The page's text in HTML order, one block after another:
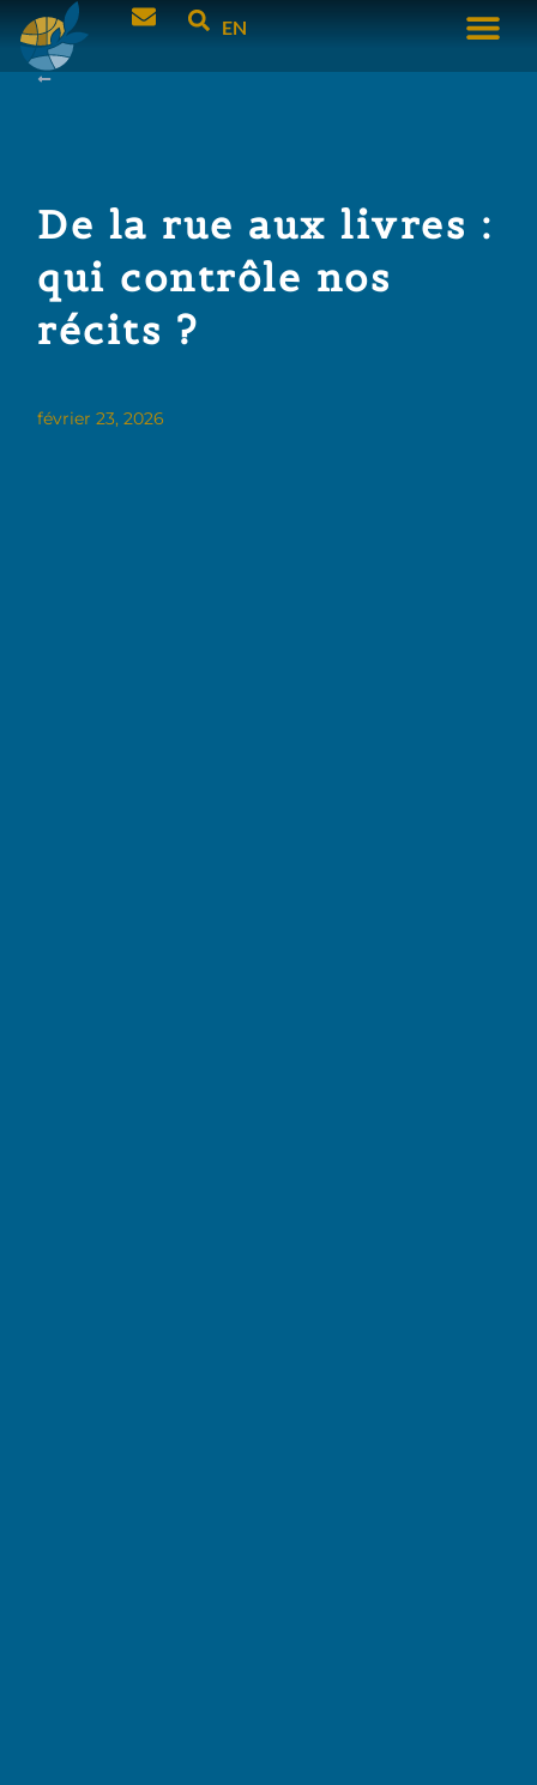
EN
De la rue aux livres :
qui contrôle nos
récits ?
février 23, 2026